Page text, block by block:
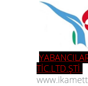
TİC.LTD.ŞTİ